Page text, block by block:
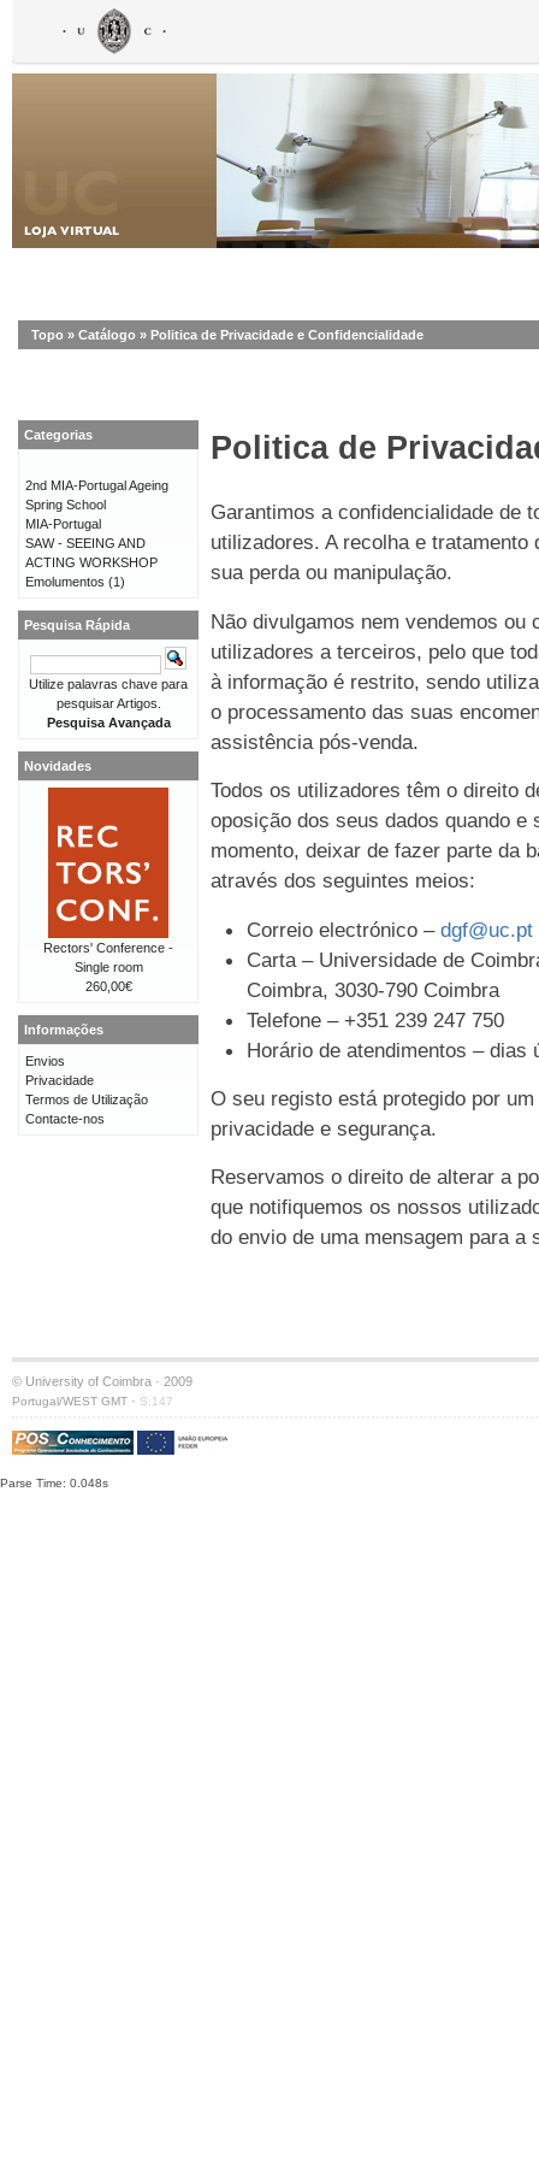
Topo » Catálogo » Politica de Privacidade e Confidencialidade
Politica de
Garantimos a confidencialidade de
utilizadores. A recolha e
sua perda ou manipulação.
Não divulgamos nem vendemos
utilizadores a terceiros, pelo que
à informação é restrito, sendo
o processamento das suas
assistência pós-venda.
Todos os utilizadores têm o direito
oposição dos seus dados quando e
momento, deixar de fazer parte da
através dos seguintes meios:
Correio electrónico – dgf@uc.pt
Carta – Universidade de
Coimbra, 3030-790 Coimbra
Telefone – +351 239 247 750
Horário de atendimentos – dias
O seu registo está protegido por
privacidade e segurança.
Reservamos o direito de alterar a
que notifiquemos os nossos
do envio de uma mensagem para
Categorias
2nd MIA-Portugal Ageing
Spring School
MIA-Portugal
SAW - SEEING AND
ACTING WORKSHOP
Emolumentos (1)
Pesquisa Rápida
Utilize palavras chave para
pesquisar Artigos.
Pesquisa Avançada
Novidades
Rectors' Conference -
Single room
260,00€
Informações
Envios
Privacidade
Termos de Utilização
Contacte-nos
© University of Coimbra · 2009
Portugal/WEST GMT · S:147
Parse Time: 0.048s